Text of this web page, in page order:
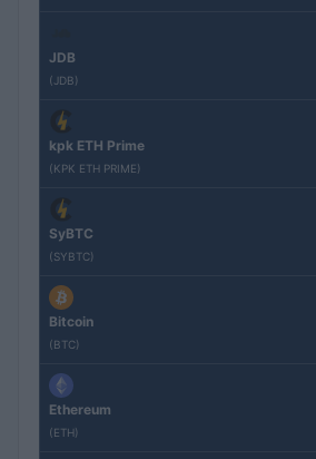
JDB
(JDB)
kpk ETH Prime
(KPK ETH PRIME)
SyBTC
(SYBTC)
Bitcoin
(BTC)
Ethereum
(ETH)